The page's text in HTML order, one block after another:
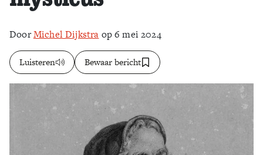
DoorMichel Dijkstra op 6 mei 2024
Luisteren Bewaar bericht